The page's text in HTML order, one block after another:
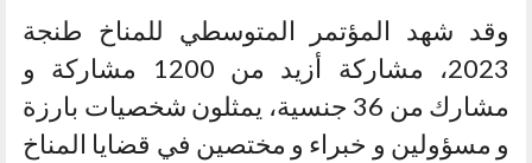
وقد شهد المؤتمر المتوسطي للمناخ طنجة
2023، مشاركة أزيد من 1200 مشاركة و
مشارك من 36 جنسية، يمثلون شخصيات بارزة
و مسؤولين و خبراء و مختصين في قضايا المناخ